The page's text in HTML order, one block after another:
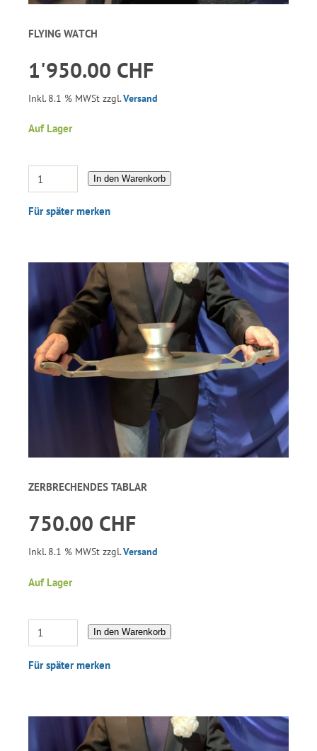
FLYING WATCH
1'950.00 CHF
Inkl. 8.1 % MWSt zzgl.Versand
Auf Lager
In den Warenkorb
Für später merken
ZERBRECHENDES TABLAR
750.00 CHF
Inkl. 8.1 % MWSt zzgl.Versand
Auf Lager
In den Warenkorb
Für später merken